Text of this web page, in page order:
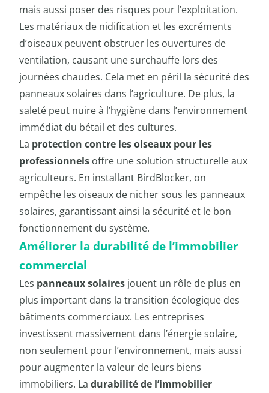
mais aussi poser des risques pour l’exploitation.
Les matériaux de nidification et les excréments
d’oiseaux peuvent obstruer les ouvertures de
ventilation, causant une surchauffe lors des
journées chaudes. Cela met en péril la sécurité des
panneaux solaires dans l’agriculture. De plus, la
saleté peut nuire à l’hygiène dans l’environnement
immédiat du bétail et des cultures.
La protection contre les oiseaux pour les
professionnels offre une solution structurelle aux
agriculteurs. En installant BirdBlocker, on
empêche les oiseaux de nicher sous les panneaux
solaires, garantissant ainsi la sécurité et le bon
fonctionnement du système.
Améliorer la durabilité de l’immobilier
commercial
Les panneaux solaires jouent un rôle de plus en
plus important dans la transition écologique des
bâtiments commerciaux. Les entreprises
investissent massivement dans l’énergie solaire,
non seulement pour l’environnement, mais aussi
pour augmenter la valeur de leurs biens
immobiliers. La durabilité de l’immobilier